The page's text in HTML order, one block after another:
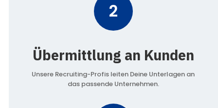
2
Übermittlung an Kunden
Unsere Recruiting-Profis leiten Deine Unterlagen an
das passende Unternehmen.